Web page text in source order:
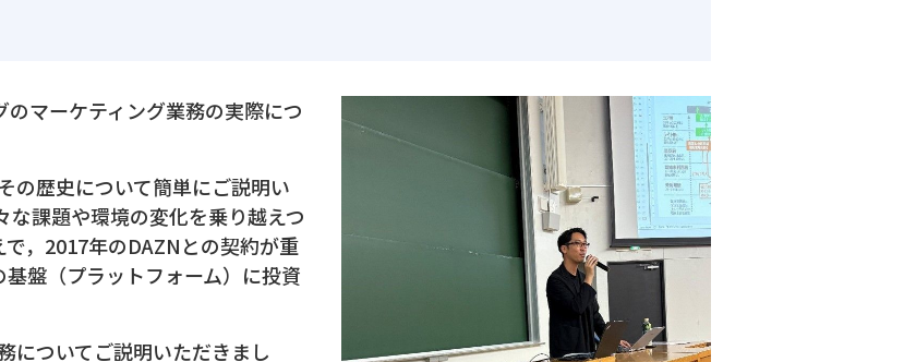
マーケティング業務の実際につ
の歴史について簡単にご説明い
課題や環境の変化を乗り越えつ
，2017年のDAZNとの契約が重
盤（プラットフォーム）に投資
についてご説明いただきまし